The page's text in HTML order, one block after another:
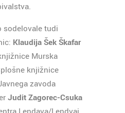
sodelovale tudi
Klaudija Šek Škafar
Murska
knjižnice
zavoda
Judit Zagorec-Csuka